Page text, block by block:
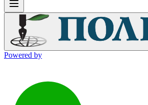
Powered by